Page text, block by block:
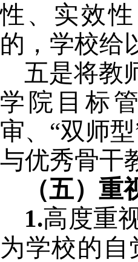
性、实效
的，学校给
五是将教
学院目标
审、“双师
与优秀骨干
（五）
1.高度重
为学校的